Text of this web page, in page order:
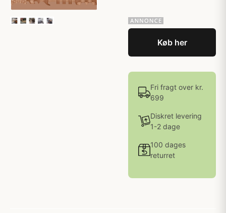
Køb her
Fri fragt over kr.
699
Diskret levering
1-2 dage
100 dages
returret